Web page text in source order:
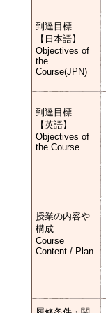
到達目標
【日本語】
Objectives of
the
Course(JPN)
到達目標
【英語】
Objectives of
the Course
授業の内容や
構成
Course
Content / Plan